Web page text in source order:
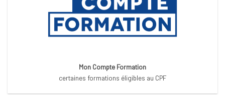
Mon Compte Formation
certaines formations éligibles au CPF